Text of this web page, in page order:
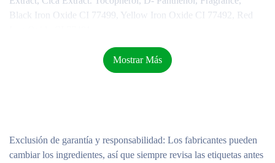
Black Iron Oxide CI 77499, Yellow Iron Oxide CI 77492, Red
Mostrar Más
Exclusión de garantía y responsabilidad: Los fabricantes pueden
cambiar los ingredientes, así que siempre revisa las etiquetas antes